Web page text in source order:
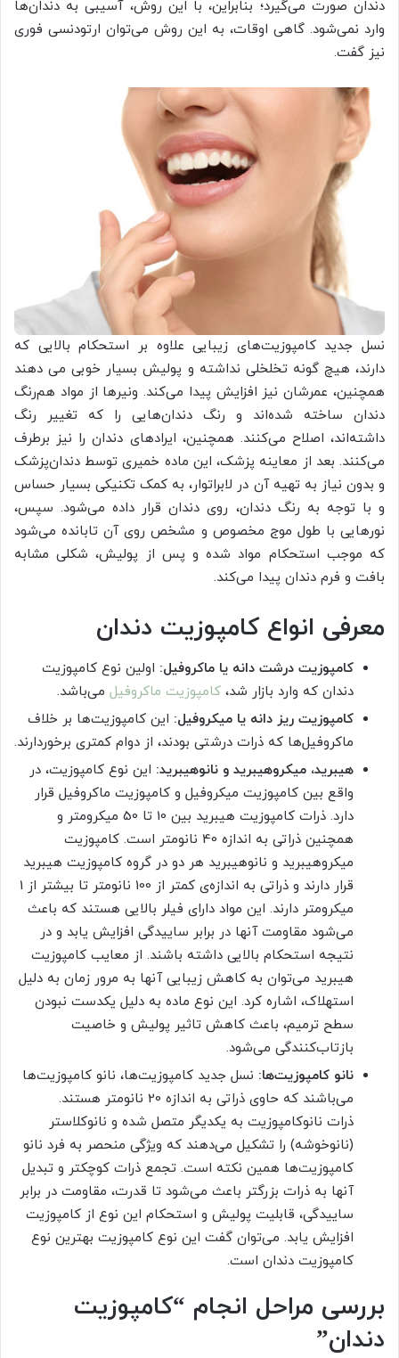
دندان صورت می‌گیرد؛ بنابراین، با این روش، آسیبی به دندان‌ها
وارد نمی‌شود. گاهی اوقات، به این روش می‌توان ارتودنسی فوری
نیز گفت.
نسل جدید کامپوزیت‌های زیبایی علاوه بر استحکام بالایی که
دارند، هیچ گونه تخلخلی نداشته و پولیش بسیار خوبی می دهند
همچنین، عمرشان نیز افزایش پیدا می‌کند. ونیرها از مواد هم‌رنگ
دندان ساخته شده‌اند و رنگ دندان‌هایی را که تغییر رنگ
داشته‌اند، اصلاح می‌کنند. همچنین، ایرادهای دندان را نیز برطرف
می‌کنند. بعد از معاینه پزشک، این ماده خمیری توسط دندان‌پزشک
و بدون نیاز به تهیه آن در لابراتوار، به کمک تکنیکی بسیار حساس
و با توجه به رنگ دندان، روی دندان قرار داده می‌شود. سپس،
نورهایی با طول موج مخصوص و مشخص روی آن تابانده می‌شود
که موجب استحکام مواد شده و پس از پولیش، شکلی مشابه
بافت و فرم دندان پیدا می‌کند.
معرفی انواع کامپوزیت دندان
کامپوزیت درشت دانه یا ماکروفیل: اولین نوع کامپوزیت
دندان که وارد بازار شد، کامپوزیت ماکروفیل می‌باشد.
کامپوزیت ریز دانه یا میکروفیل: این کامپوزیت‌ها بر خلاف
ماکروفیل‌ها که ذرات درشتی بودند، از دوام کمتری برخوردارند.
هیبرید، میکروهیبرید و نانوهیبرید: این نوع کامپوزیت، در
واقع بین کامپوزیت میکروفیل و کامپوزیت ماکروفیل قرار
دارد. ذرات کامپوزیت هیبرید بین 10 تا 50 میکرومتر و
همچنین ذراتی به اندازه 40 نانومتر است. کامپوزیت
میکروهیبرید و نانوهیبرید هر دو در گروه کامپوزیت هیبرید
قرار دارند و ذراتی به اندازه‌ی کمتر از 100 نانومتر تا بیشتر از 1
میکرومتر دارند. این مواد دارای فیلر بالایی هستند که باعث
می‌شود مقاومت آنها در برابر ساییدگی افزایش یابد و در
نتیجه استحکام بالایی داشته باشند. از معایب کامپوزیت
هیبرید می‌توان به کاهش زیبایی آنها به مرور زمان به دلیل
استهلاک، اشاره کرد. این نوع ماده به دلیل یکدست نبودن
سطح ترمیم، باعث کاهش تاثیر پولیش و خاصیت
بازتاب‌کنندگی می‌شود.
نانو کامپوزیت‌ها: نسل جدید کامپوزیت‌ها‌، نانو کامپوزیت‌ها
می‌باشند که حاوی ذراتی به اندازه 20 نانومتر هستند.
ذرات نانوکامپوزیت به یکدیگر متصل شده و نانوکلاستر
(نانوخوشه) را تشکیل می‌دهند که ویژگی منحصر به فرد نانو
کامپوزیت‌ها همین نکته است. تجمع ذرات کوچکتر و تبدیل
آنها به ذرات بزرگتر باعث می‌شود تا قدرت، مقاومت در برابر
ساییدگی، قابلیت پولیش و استحکام این نوع از کامپوزیت
افزایش یابد. می‌توان گفت این نوع کامپوزیت بهترین نوع
کامپوزیت دندان است.
بررسی مراحل انجام “کامپوزیت
دندان”